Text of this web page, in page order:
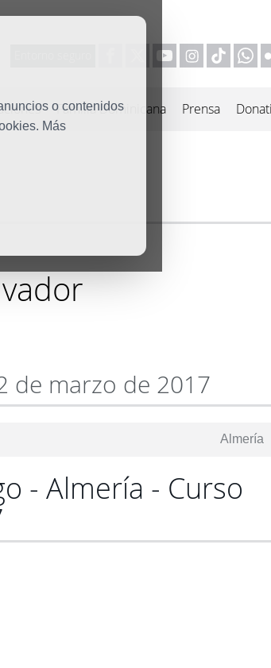
o contenidos
Más
Familia Dominicana Prensa
de marzo de 2017
Almería
- Almería - Curso